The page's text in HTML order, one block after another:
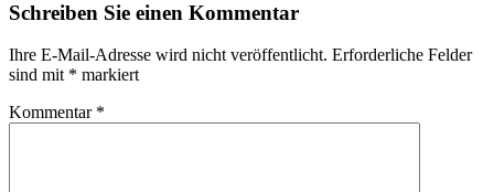
Schreiben Sie einen Kommentar
Ihre E-Mail-Adresse wird nicht veröffentlicht. Erforderliche Felder
sind mit * markiert
Kommentar *